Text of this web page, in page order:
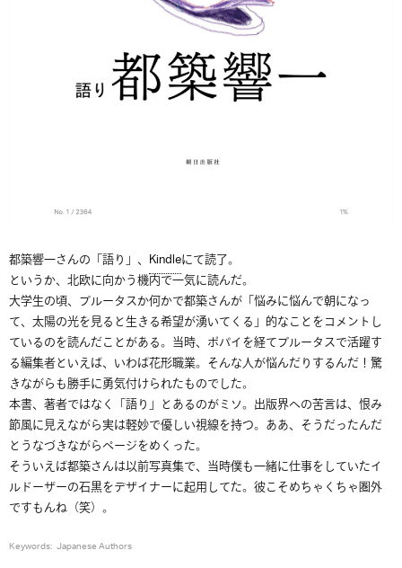
都築響一さんの「語り」、 Kindleにて読了。
というか、北欧に向かう機内で一気に読んだ。
大学生の頃、ブルータスか何かで都築さんが「悩みに悩んで朝になっ
て、太陽の光を見ると生きる希望が湧いてくる」的なことをコメントし
ているのを読んだことがある。当時、ポパイを経てブルータスで活躍す
る編集者といえば、いわば花形職業。そんな人が悩んだりするんだ！驚
きながらも勝手に勇気付けられたものでした。
本書、著者ではなく「語り」とあるのがミソ。出版界への苦言は、恨み
節風に見えながら実は軽妙で優しい視線を持つ。ああ、そうだったんだ
とうなづきながらページをめくった。
そういえば都築さんは以前写真集で、当時僕も一緒に仕事をしていたイ
ルドーザーの石黒をデザイナーに起用してた。彼こそめちゃくちゃ圏外
ですもんね（笑）。
Keywords: Japanese Authors